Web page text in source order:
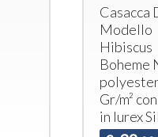
Casacca
Modello
Hibiscus
Boheme
Gr/m²
in lurex